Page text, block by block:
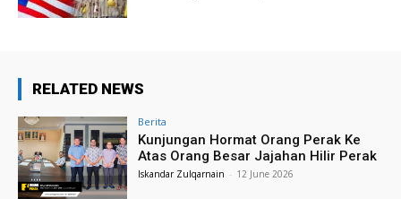
RELATED NEWS
Berita
Kunjungan Hormat Orang Perak Ke
Atas Orang Besar Jajahan Hilir Perak
Iskandar Zulqarnain - 12 June 2026